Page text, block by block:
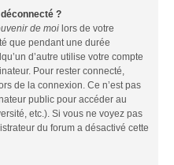
?
de moi lors de votre
que pendant une durée
d’autre utilise votre compte
Pour rester connecté,
de la connexion. Ce n’est pas
public pour accéder au
etc.). Si vous ne voyez pas
du forum a désactivé cette